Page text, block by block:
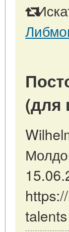
(для